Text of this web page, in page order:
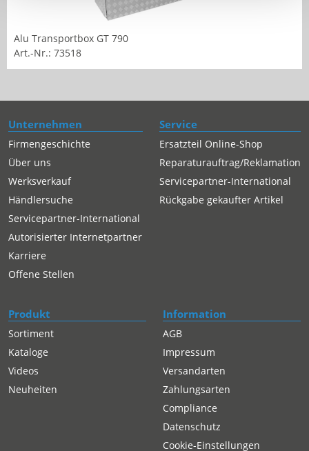
Alu Transportbox GT 790
Art.-Nr.: 73518
Unternehmen
Firmengeschichte
Über uns
Werksverkauf
Händlersuche
Servicepartner-International
Autorisierter Internetpartner
Karriere
Offene Stellen
Service
Ersatzteil Online-Shop
Reparaturauftrag/Reklamation
Servicepartner-International
Rückgabe gekaufter Artikel
Produkt
Sortiment
Kataloge
Videos
Neuheiten
Information
AGB
Impressum
Versandarten
Zahlungsarten
Compliance
Datenschutz
Cookie-Einstellungen